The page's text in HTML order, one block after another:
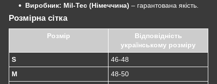
Виробник: Mil-Tec (Німеччина) – гарантована якість.
Розмірна сітка
Розмір
Відповідність
українському розміру
S
46-48
M
48-50